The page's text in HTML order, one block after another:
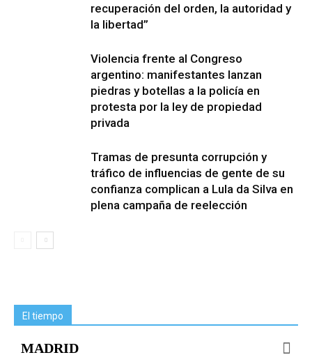
recuperación del orden, la autoridad y
la libertad”
Violencia frente al Congreso
argentino: manifestantes lanzan
piedras y botellas a la policía en
protesta por la ley de propiedad
privada
Tramas de presunta corrupción y
tráfico de influencias de gente de su
confianza complican a Lula da Silva en
plena campaña de reelección
El tiempo
MADRID